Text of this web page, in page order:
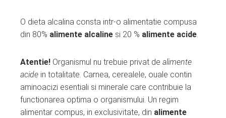
O dieta alcalina consta intr-o alimentatie compusa
din 80% alimente alcaline si 20 % alimente acide.
Atentie! Organismul nu trebuie privat de alimente
acide in totalitate. Carnea, cerealele, ouale contin
aminoacizi esentiali si minerale care contribuie la
functionarea optima o organismului. Un regim
alimentar compus, in exclusivitate, din alimente